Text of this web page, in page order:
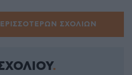
ΣΧΟΛΙΩΝ